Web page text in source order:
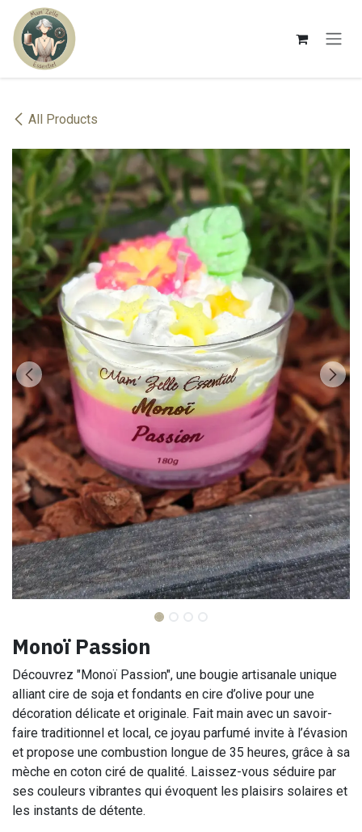
Se rendre au contenu
All Products
Monoï Passion
Découvrez "Monoï Passion", une bougie artisanale unique
alliant cire de soja et fondants en cire d’olive pour une
décoration délicate et originale. Fait main avec un savoir-
faire traditionnel et local, ce joyau parfumé invite à l’évasion
et propose une combustion longue de 35 heures, grâce à sa
mèche en coton ciré de qualité. Laissez-vous séduire par
ses couleurs vibrantes qui évoquent les plaisirs solaires et
les instants de détente.